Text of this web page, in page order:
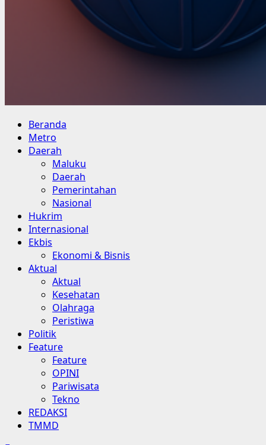
Primary
Menu
Beranda
Metro
Daerah
Maluku
Daerah
Pemerintahan
Nasional
Hukrim
Internasional
Ekbis
Ekonomi & Bisnis
Aktual
Aktual
Kesehatan
Olahraga
Peristiwa
Politik
Feature
Feature
OPINI
Pariwisata
Tekno
REDAKSI
TMMD